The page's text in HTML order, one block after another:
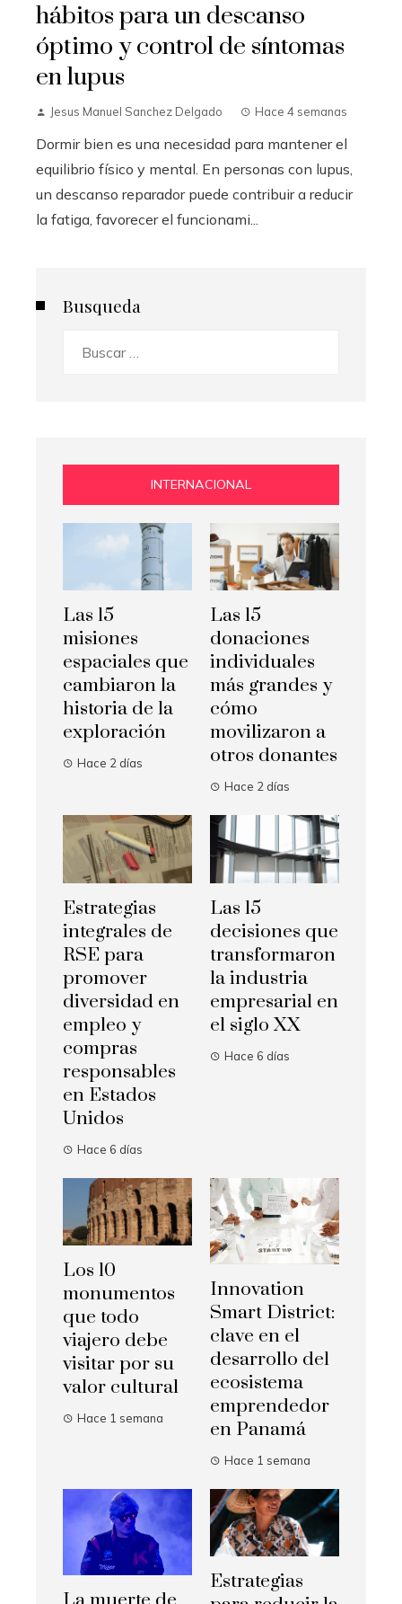
hábitos para un descanso
óptimo y control de síntomas
en lupus
Jesus Manuel Sanchez Delgado Hace 4 semanas
Dormir bien es una necesidad para mantener el
equilibrio físico y mental. En personas con lupus,
un descanso reparador puede contribuir a reducir
la fatiga, favorecer el funcionami...
Busqueda
INTERNACIONAL
Las 15
misiones
espaciales que
cambiaron la
historia de la
exploración
Hace 2 días
Las 15
donaciones
individuales
más grandes y
cómo
movilizaron a
otros donantes
Hace 2 días
Estrategias
integrales de
RSE para
promover
diversidad en
empleo y
compras
responsables
en Estados
Unidos
Hace 6 días
Las 15
decisiones que
transformaron
la industria
empresarial en
el siglo XX
Hace 6 días
Los 10
monumentos
que todo
viajero debe
visitar por su
valor cultural
Hace 1 semana
Innovation
Smart District:
clave en el
desarrollo del
ecosistema
emprendedor
en Panamá
Hace 1 semana
Estrategias